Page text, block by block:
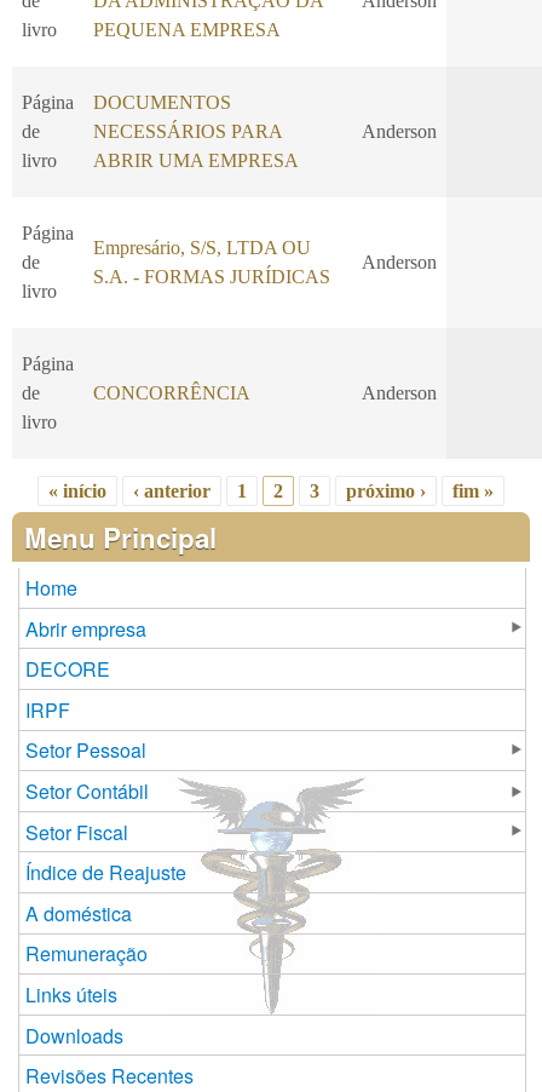
livro
PEQUENA EMPRESA
Página
de
livro
DOCUMENTOS
NECESSÁRIOS PARA
ABRIR UMA EMPRESA
Anderson
Página
de
livro
Empresário, S/S, LTDA OU
S.A. - FORMAS JURÍDICAS
Anderson
Página
de
livro
CONCORRÊNCIA Anderson
Páginas
« início ‹ anterior 1 2 3 próximo › fim »
Menu Principal
Home
Abrir empresa
DECORE
IRPF
Setor Pessoal
Setor Contábil
Setor Fiscal
Índice de Reajuste
A doméstica
Remuneração
Links úteis
Downloads
Revisões Recentes